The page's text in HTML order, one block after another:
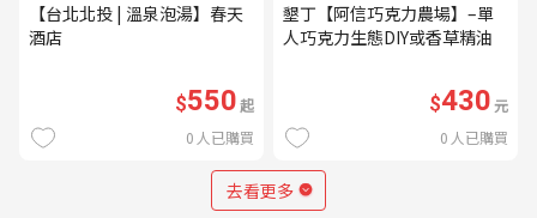
【台北北投 | 溫泉泡湯】春天
酒店
$550起
0 人已購買
墾丁【阿信巧克力農場】–單
人巧克力生態DIY或香草精油
$430元
0 人已購買
去看更多